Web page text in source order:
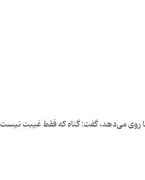
ما روی می‌دهد، گفت: گناه که فقط غیبت نیست